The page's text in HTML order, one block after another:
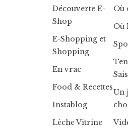
Découverte E-
Shop
E-Shopping et
Shopping
En vrac
Food & Recettes
Instablog
Lèche Vitrine
Où
Où
Un